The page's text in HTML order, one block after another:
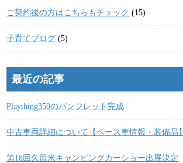
ご契約後の方はこちらもチェック (15)
子育てブログ (5)
最近の記事
Plaything350のパンフレット完成
中古車両詳細について【ベース車情報・装備品】
第18回久留米キャンピングカーショー出展決定